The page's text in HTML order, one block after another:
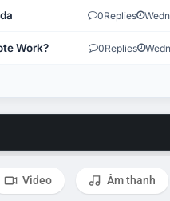
0Replies
Work? 0Replies
Video Âm thanh